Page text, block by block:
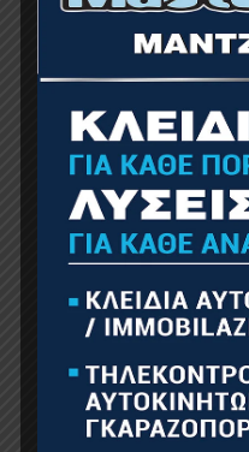
BORMANN ELITE
Διπλή
82.00€